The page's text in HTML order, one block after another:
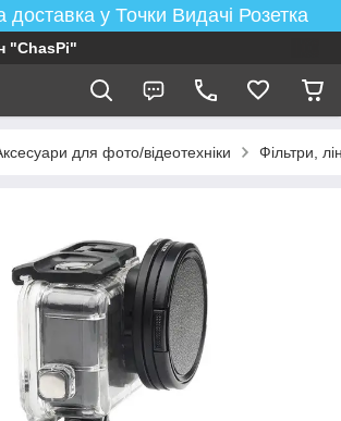
доставка у Точки Видачі Розетка
"ChasPi"
для фото/відеотехніки Фільтри,